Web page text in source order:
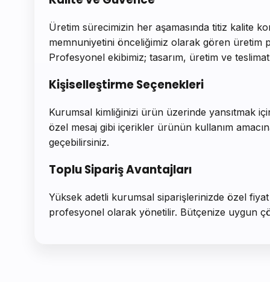
Üretim sürecimizin her aşamasında titiz kalite
memnuniyetini önceliğimiz olarak gören üretim
Profesyonel ekibimiz; tasarım, üretim ve
Kişiselleştirme Seçenekleri
Kurumsal kimliğinizi ürün üzerinde yansıtmak
özel mesaj gibi içerikler ürünün kullanım
geçebilirsiniz.
Toplu Sipariş Avantajları
Yüksek adetli kurumsal siparişlerinizde özel
profesyonel olarak yönetilir. Bütçenize uygun